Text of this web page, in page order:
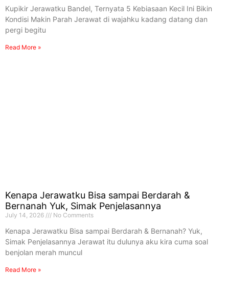
Kupikir Jerawatku Bandel, Ternyata 5 Kebiasaan Kecil Ini Bikin
Kondisi Makin Parah Jerawat di wajahku kadang datang dan
pergi begitu
Read More »
Kenapa Jerawatku Bisa sampai Berdarah &
Bernanah Yuk, Simak Penjelasannya
July 14, 2026 No Comments
Kenapa Jerawatku Bisa sampai Berdarah & Bernanah? Yuk,
Simak Penjelasannya Jerawat itu dulunya aku kira cuma soal
benjolan merah muncul
Read More »